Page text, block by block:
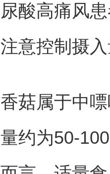
尿酸高痛风
注意控制摄入
香菇属于中
量约为50-